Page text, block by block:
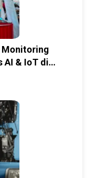
Monitoring
AI & IoT di
(IMOX)